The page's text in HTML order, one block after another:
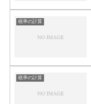
税率の計算
税率の計算